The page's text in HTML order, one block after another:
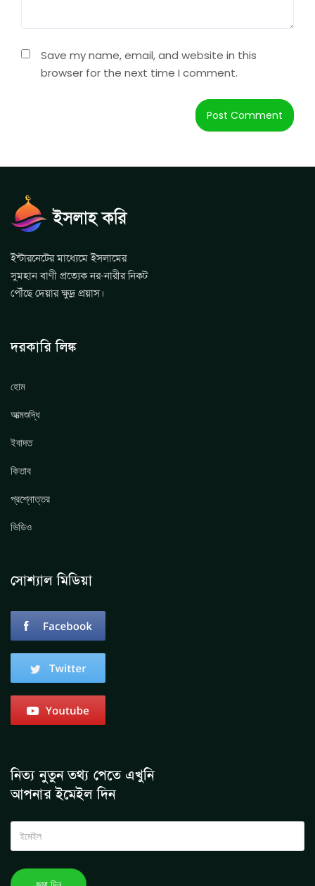
Save my name, email, and website in this
browser for the next time I comment.
ইন্টারনেটের মাধ্যেমে ইসলামের
সুমহান বাণী প্রত্যেক নর-নারীর নিকট
পৌঁছে দেয়ার ক্ষুদ্র প্রয়াস।
দরকারি লিঙ্ক
হোম
আত্মশুদ্ধি
ইবাদত
কিতাব
প্রশ্নোত্তর
ভিডিও
সোশ্যাল মিডিয়া
নিত্য নুতুন তথ্য পেতে এখুনি
আপনার ইমেইল দিন